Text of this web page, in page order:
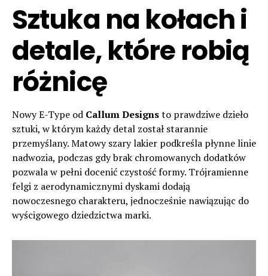
Sztuka na kołach i
detale, które robią
różnicę
Nowy E-Type od Callum Designsto prawdziwe dzieło
sztuki, w którym każdy detal został starannie
przemyślany. Matowy szary lakier podkreśla płynne linie
nadwozia, podczas gdy brak chromowanych dodatków
pozwala w pełni docenić czystość formy. Trójramienne
felgi z aerodynamicznymi dyskami dodają
nowoczesnego charakteru, jednocześnie nawiązując do
wyścigowego dziedzictwa marki.